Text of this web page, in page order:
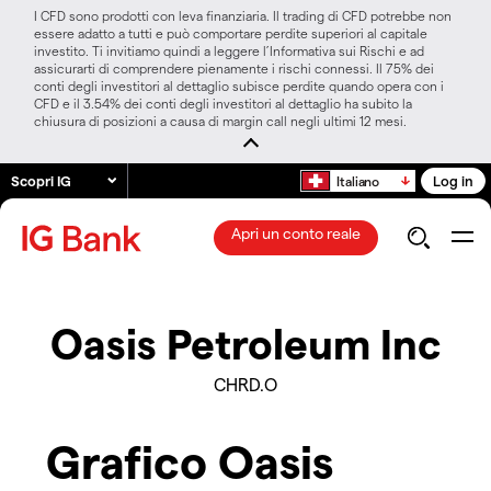
I CFD sono prodotti con leva finanziaria. Il trading di CFD potrebbe non
essere adatto a tutti e può comportare perdite superiori al capitale
investito. Ti invitiamo quindi a leggere l’Informativa sui Rischi e ad
assicurarti di comprendere pienamente i rischi connessi. Il 75% dei
conti degli investitori al dettaglio subisce perdite quando opera con i
CFD e il 3.54% dei conti degli investitori al dettaglio ha subito la
chiusura di posizioni a causa di margin call negli ultimi 12 mesi.
Scopri IG Italiano Log in
Apri un conto reale
Oasis Petroleum Inc
CHRD.O
Grafico Oasis